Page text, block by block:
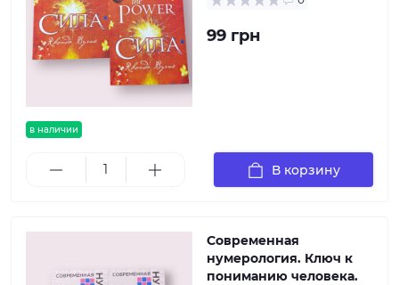
в наличии
99 грн
В корзину
Современная
нумерология. Ключ к
пониманию человека.